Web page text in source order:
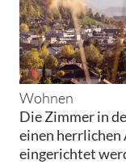
Wohnen
Die Zimmer in
einen herrlichen
eingerichtet